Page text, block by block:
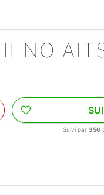
NO
Suivi par356